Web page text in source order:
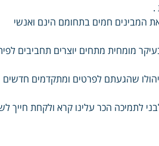
.
המבינים חמים בתחומם הינם ואנשי
מומחית מתחים יוצרים תחביבים
שהגעתם לפרטים ומתקדמים חדשים
לתמיכה הכר עלינו קרא ולקחת חייך